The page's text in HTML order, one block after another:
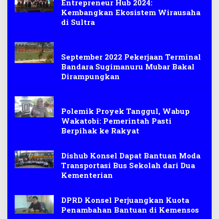
Entrepreneur Hub 2024:
Kembangkan Ekosistem Wirausaha
di Sultra
September 2022 Pekerjaan Terminal
Bandara Sugimanuru Mubar Bakal
Dirampungkan
Polemik Proyek Tanggul, Wabup
Wakatobi: Pemerintah Pasti
Berpihak ke Rakyat
Dishub Konsel Dapat Bantuan Moda
Transportasi Bus Sekolah dari Dua
Kementerian
DPRD Konsel Perjuangkan Kuota
Penambahan Bantuan di Kemensos